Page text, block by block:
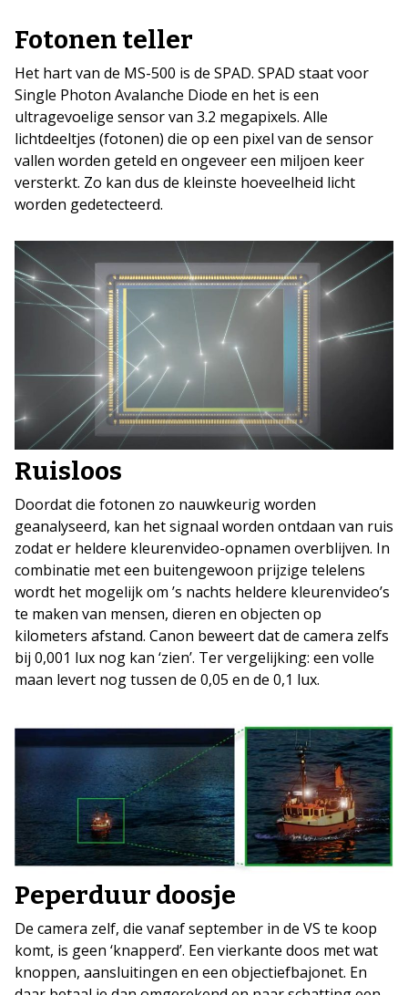
Fotonen teller
Het hart van de MS-500 is de SPAD. SPAD staat voor
Single Photon Avalanche Diode en het is een
ultragevoelige sensor van 3.2 megapixels. Alle
lichtdeeltjes (fotonen) die op een pixel van de sensor
vallen worden geteld en ongeveer een miljoen keer
versterkt. Zo kan dus de kleinste hoeveelheid licht
worden gedetecteerd.
Ruisloos
Doordat die fotonen zo nauwkeurig worden
geanalyseerd, kan het signaal worden ontdaan van ruis
zodat er heldere kleurenvideo-opnamen overblijven. In
combinatie met een buitengewoon prijzige telelens
wordt het mogelijk om ’s nachts heldere kleurenvideo’s
te maken van mensen, dieren en objecten op
kilometers afstand. Canon beweert dat de camera zelfs
bij 0,001 lux nog kan ‘zien’. Ter vergelijking: een volle
maan levert nog tussen de 0,05 en de 0,1 lux.
Peperduur doosje
De camera zelf, die vanaf september in de VS te koop
komt, is geen ‘knapperd’. Een vierkante doos met wat
knoppen, aansluitingen en een objectiefbajonet. En